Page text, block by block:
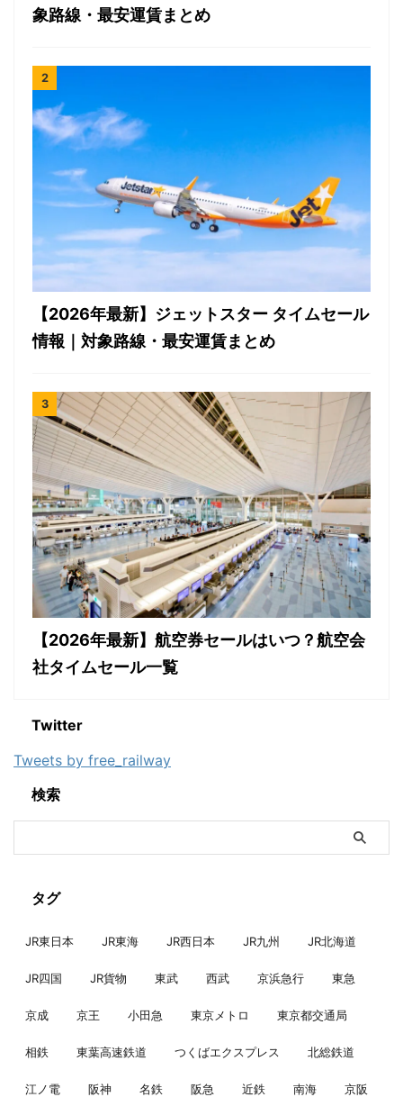
象路線・最安運賃まとめ
【2026年最新】ジェットスター タイムセール
情報｜対象路線・最安運賃まとめ
【2026年最新】航空券セールはいつ？航空会
社タイムセール一覧
Twitter
Tweets by free_railway
検索
タグ
JR東日本 JR東海 JR西日本 JR九州 JR北海道
JR四国 JR貨物 東武 西武 京浜急行 東急
京成 京王 小田急 東京メトロ 東京都交通局
相鉄 東葉高速鉄道 つくばエクスプレス 北総鉄道
江ノ電 阪神 名鉄 阪急 近鉄 南海 京阪